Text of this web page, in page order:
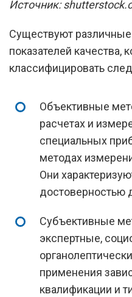
Источник:
Существуют
показателей качества,
классифицировать
Объективные
расчетах и
специальных
методах
Они
достоверностью
Субъективные
экспертные,
применения
квалификации и